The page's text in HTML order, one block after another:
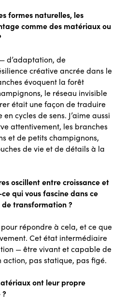
formes naturelles, les
comme des matériaux ou
d’adaptation, de
créative ancrée dans le
évoquent la forêt
le réseau invisible
était une façon de traduire
cycles de sens. J’aime aussi
attentivement, les branches
et de petits champignons,
de vie et de détails à la
oscillent entre croissance et
qui vous fascine dans ce
transformation ?
répondre à cela, et ce que
Cet état intermédiaire
— être vivant et capable de
action, pas statique, pas figé.
ont leur propre